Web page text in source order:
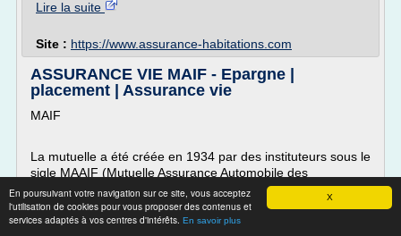
X
En poursuivant votre navigation sur ce site, vous acceptez
l'utilisation de cookies pour vous proposer des contenus et
services adaptés à vos centres d'intérêts. En savoir plus
Lire la suite
Site : https://www.assurance-habitations.com
ASSURANCE VIE MAIF - Epargne |
placement | Assurance vie
MAIF
La mutuelle a été créée en 1934 par des instituteurs sous le
sigle MAAIF (Mutuelle Assurance Automobile des
Instituteurs de France). Son siège social a été basé à Niort
(Deux-Sèvres) dès 1935.